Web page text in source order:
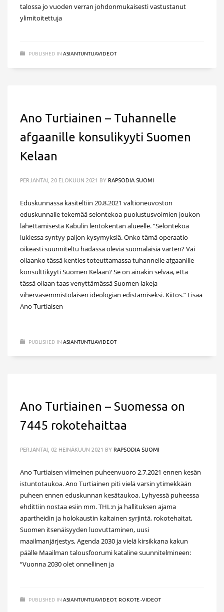
talossa jo vuoden verran johdonmukaisesti vastustanut
ylimitoitettuja
PUBLISHED IN ASIANTUNTIJAVIDEOT
Ano Turtiainen – Tuhannelle
afgaanille konsulikyyti Suomen
Kelaan
PERJANTAI, 20 ELOKUUN 2021 BY RAPSODIA SUOMI
Eduskunnassa käsiteltiin 20.8.2021 valtioneuvoston
eduskunnalle tekemää selontekoa puolustusvoimien joukon
lähettämisestä Kabulin lentokentän alueelle. “Selontekoa
lukiessa syntyy paljon kysymyksiä. Onko tämä operaatio
oikeasti suunniteltu hädässä olevia suomalaisia varten? Vai
ollaanko tässä kenties toteuttamassa tuhannelle afgaanille
konsulttikyyti Suomen Kelaan? Se on ainakin selvää, että
tässä ollaan taas venyttämässä Suomen lakeja
vihervasemmistolaisen ideologian edistämiseksi. Kiitos.” Lisää
Ano Turtiaisen
PUBLISHED IN ASIANTUNTIJAVIDEOT
Ano Turtiainen – Suomessa on
7445 rokotehaittaa
PERJANTAI, 02 HEINÄKUUN 2021 BY RAPSODIA SUOMI
Ano Turtiaisen viimeinen puheenvuoro 2.7.2021 ennen kesän
istuntotaukoa. Ano Turtiainen piti vielä varsin ytimekkään
puheen ennen eduskunnan kesätaukoa. Lyhyessä puheessa
ehdittiin nostaa esiin mm. THL:n ja hallituksen ajama
apartheidin ja holokaustin kaltainen syrjintä, rokotehaitat,
Suomen itsenäisyyden luovuttaminen, uusi
maailmanjärjestys, Agenda 2030 ja vielä kirsikkana kakun
päälle Maailman talousfoorumi kataline suunnitelmineen:
“Vuonna 2030 olet onnellinen ja
PUBLISHED IN ASIANTUNTIJAVIDEOT, ROKOTE -VIDEOT